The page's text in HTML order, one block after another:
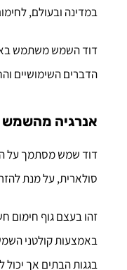
במדינה ובעולם,
דוד השמש משתמש
הדברים השימושיים
אנרגיה מהשמש
דוד שמש מסתמך על
סולארית, על מנת
זהו בעצם גוף
באמצעות קולטני
בגגות הבתים אך